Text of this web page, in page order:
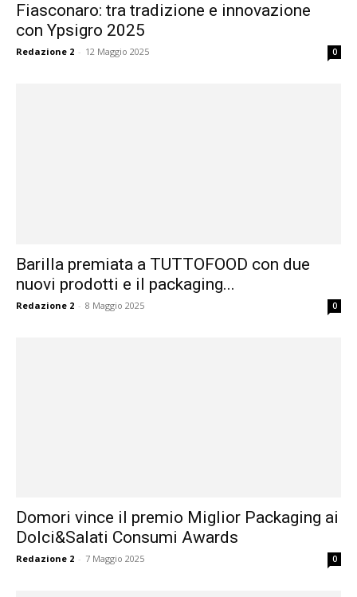
Fiasconaro: tra tradizione e innovazione
con Ypsigro 2025
Redazione 2 - 12 Maggio 2025 0
Barilla premiata a TUTTOFOOD con due
nuovi prodotti e il packaging...
Redazione 2 - 8 Maggio 2025 0
Domori vince il premio Miglior Packaging ai
Dolci&Salati Consumi Awards
Redazione 2 - 7 Maggio 2025 0